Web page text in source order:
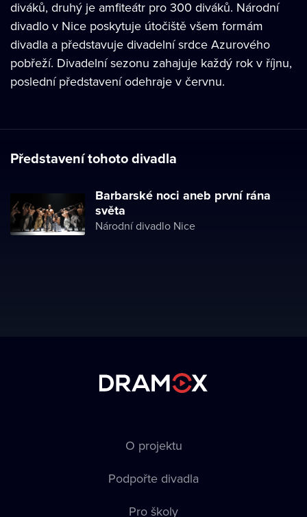
diváků, druhý je amfiteátr pro 300 diváků. Národní
divadlo v Nice poskytuje útočiště všem formám
divadla a představuje divadelní srdce Azurového
pobřeží. Divadelní sezonu zahajuje každý rok v říjnu,
poslední představení odehraje v červnu.
Představení tohoto divadla
Barbarské noci aneb první rána
světa
Národní divadlo Nice
O projektu
Podpořte divadla
Pro školy